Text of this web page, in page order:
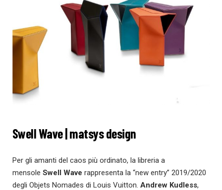
Swell Wave | matsys design
Per gli amanti del caos più ordinato, la libreria a
mensole Swell Wave rappresenta la “new entry” 2019/2020
degli Objets Nomades di Louis Vuitton. Andrew Kudless,